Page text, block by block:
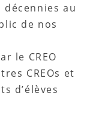
décennies au
de nos
le CREO
CREOs et
d’élèves